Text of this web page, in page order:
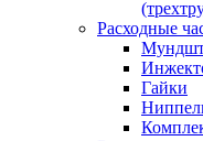
Расходные
Гайки